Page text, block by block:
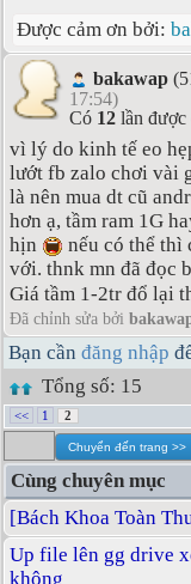
Được cảm ơn bởi:
bakawap
17:54)
Có 12 lần được
vì lý do kinh tế eo
lướt fb zalo chơi vài
là nên mua dt cũ
hơn ạ, tầm ram 1G
hịn
nếu có thể thì
với. thnk mn đã đọc
Giá tầm 1-2tr đổ lại
Đã chỉnh sửa bởi
Bạn cần đăng nhập
Tổng số: 15
<< 1 2
Cùng chuyên mục
[Bách Khoa Toàn
Up file lên gg drive
không